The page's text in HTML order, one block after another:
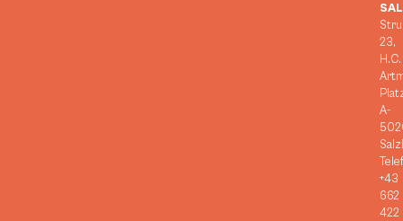
23,
H.C.
A-
+43
662
422